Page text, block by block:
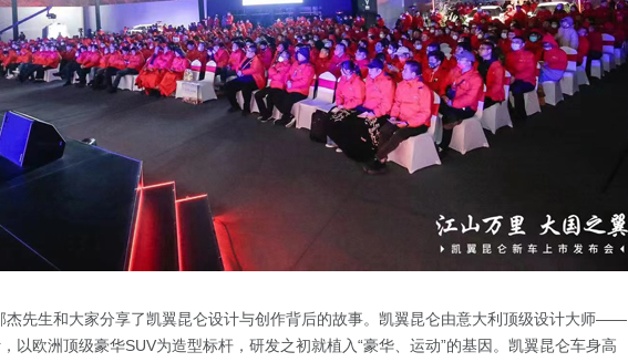
杰先生和大家分享了凯翼昆仑设计与创作背后的故事。凯翼昆仑由意大利顶级设计大师——
以欧洲顶级豪华SUV为造型标杆，研发之初就植入“豪华、运动”的基因。凯翼昆仑车身高